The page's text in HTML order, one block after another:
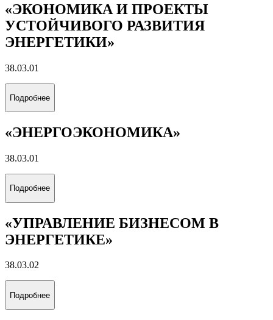
«ЭКОНОМИКА И ПРОЕКТЫ
УСТОЙЧИВОГО РАЗВИТИЯ
ЭНЕРГЕТИКИ»
38.03.01
Подробнее
«ЭНЕРГОЭКОНОМИКА»
38.03.01
Подробнее
«УПРАВЛЕНИЕ БИЗНЕСОМ В
ЭНЕРГЕТИКЕ»
38.03.02
Подробнее